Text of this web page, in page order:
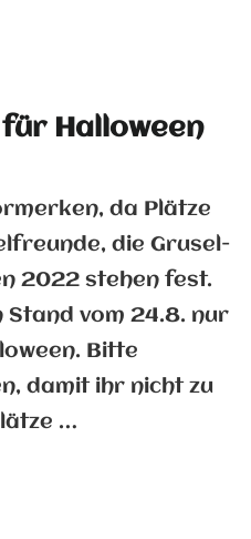
Halloween
da Plätze
die Grusel-
2022 stehen fest.
Stand vom 24.8. nur
Bitte
damit ihr nicht zu
…